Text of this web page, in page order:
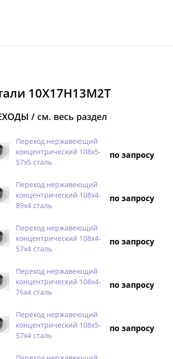
10Х17Н13М2Т
/ см. весь раздел
Переход нержавеющий
концентрический 108х5-
57х5 сталь
по запросу
Переход нержавеющий
концентрический 108х4-
89х4 сталь
по запросу
Переход нержавеющий
концентрический 108х4-
57х4 сталь
по запросу
Переход нержавеющий
концентрический 108х4-
76х4 сталь
по запросу
Переход нержавеющий
концентрический 108х5-
57х4 сталь
по запросу